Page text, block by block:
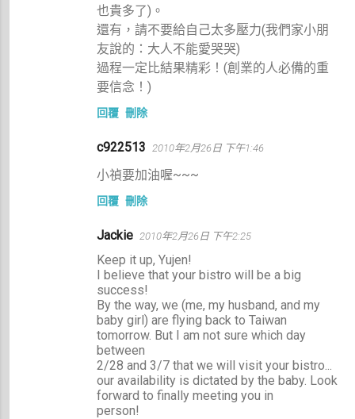
也貴多了)。
還有，請不要給自己太多壓力(我們家小朋
友說的：大人不能愛哭哭)
過程一定比結果精彩！(創業的人必備的重
要信念！)
回覆 刪除
c922513 2010年2月26日 下午1:46
小禎要加油喔~~~
回覆 刪除
Jackie 2010年2月26日 下午2:25
Keep it up, Yujen!
I believe that your bistro will be a big
success!
By the way, we (me, my husband, and my
baby girl) are flying back to Taiwan
tomorrow. But I am not sure which day
between
2/28 and 3/7 that we will visit your bistro...
our availability is dictated by the baby. Look
forward to finally meeting you in
person!